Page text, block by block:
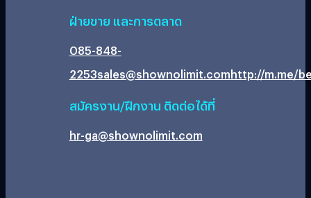
ฝ่ายขาย และการตลาด
085-848-
2253sales@shownolimit.comhttp://m.me/
สมัครงาน/ฝึกงาน ติดต่อได้ที่
hr-ga@shownolimit.com